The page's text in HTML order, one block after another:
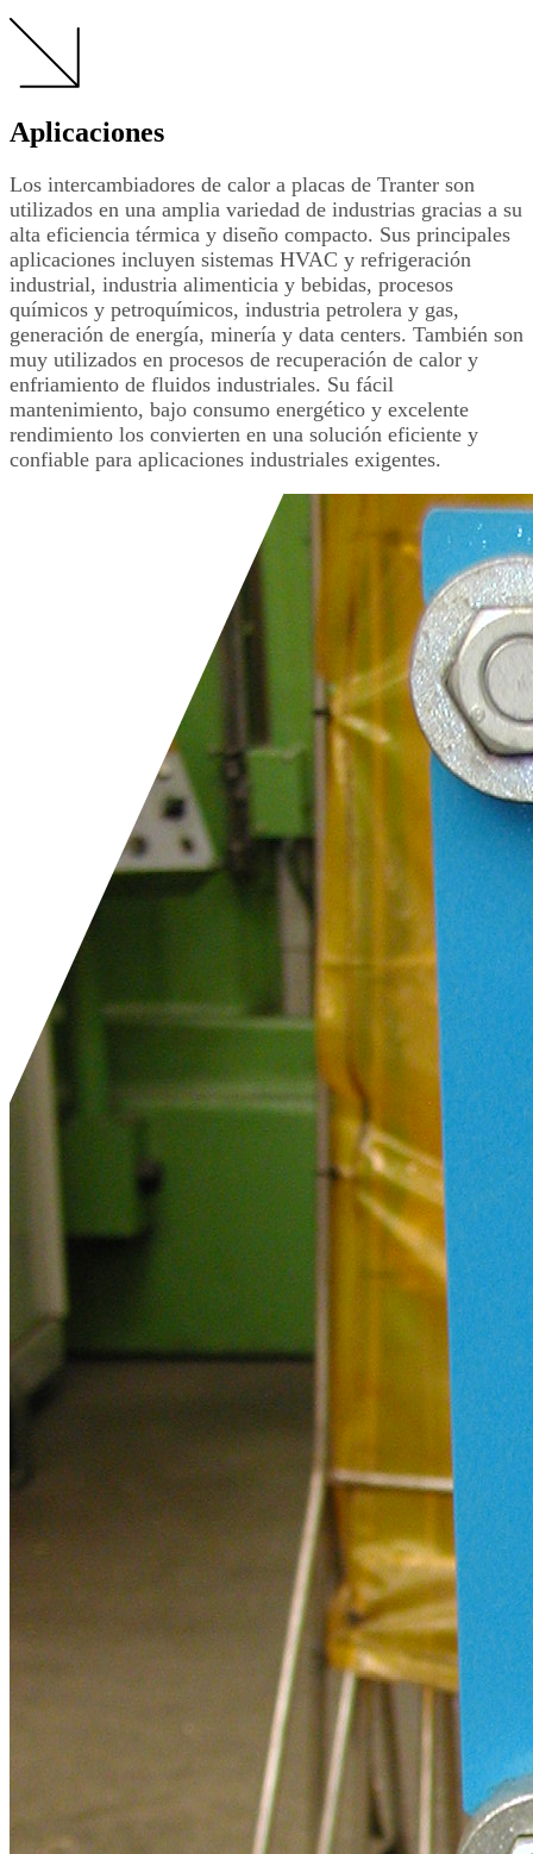
Aplicaciones
Los intercambiadores de calor a placas de Tranter son
utilizados en una amplia variedad de industrias gracias a su
alta eficiencia térmica y diseño compacto. Sus principales
aplicaciones incluyen sistemas HVAC y refrigeración
industrial, industria alimenticia y bebidas, procesos
químicos y petroquímicos, industria petrolera y gas,
generación de energía, minería y data centers. También son
muy utilizados en procesos de recuperación de calor y
enfriamiento de fluidos industriales. Su fácil
mantenimiento, bajo consumo energético y excelente
rendimiento los convierten en una solución eficiente y
confiable para aplicaciones industriales exigentes.